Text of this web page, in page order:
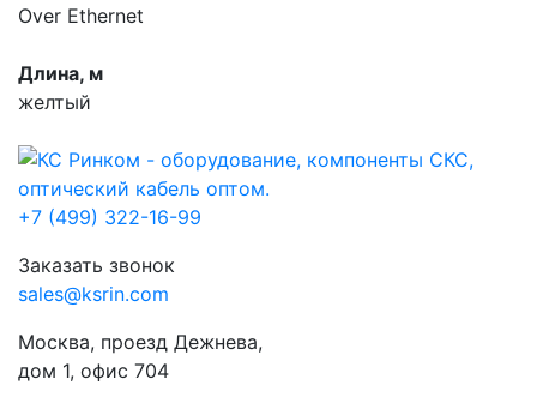
Over Ethernet
Длина, м
желтый
+7 (499) 322-16-99
Заказать звонок
sales@ksrin.com
Москва, проезд Дежнева,
дом 1, офис 704